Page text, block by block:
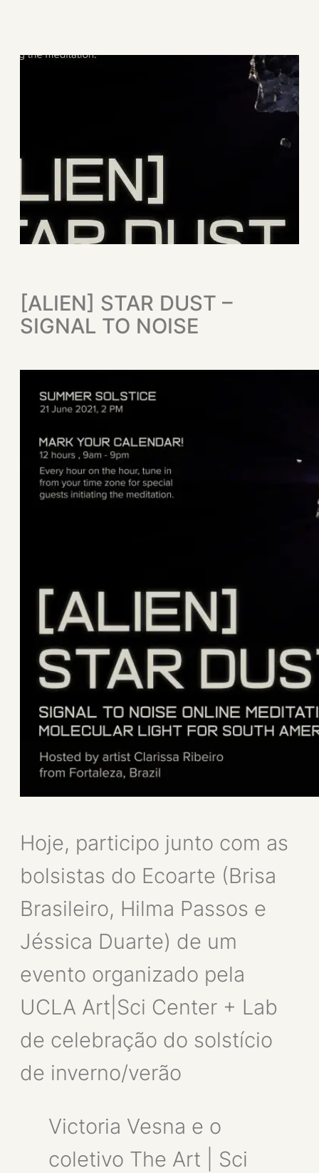
[ALIEN] STAR DUST –
SIGNAL TO NOISE
Hoje, participo junto com as
bolsistas do Ecoarte (Brisa
Brasileiro, Hilma Passos e
Jéssica Duarte) de um
evento organizado pela
UCLA Art|Sci Center + Lab
de celebração do solstício
de inverno/verão
Victoria Vesna e o
coletivo The Art | Sci